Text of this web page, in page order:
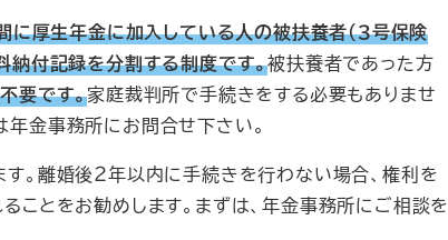
に厚生年金に加入している人の被扶養者（３号保険
納付記録を分割する制度です。被扶養者であった方
要です。家庭裁判所で手続きをする必要もありませ
年金事務所にお問合せ下さい。
。離婚後２年以内に手続きを行わない場合、権利を
ことをお勧めします。まずは、年金事務所にご相談を